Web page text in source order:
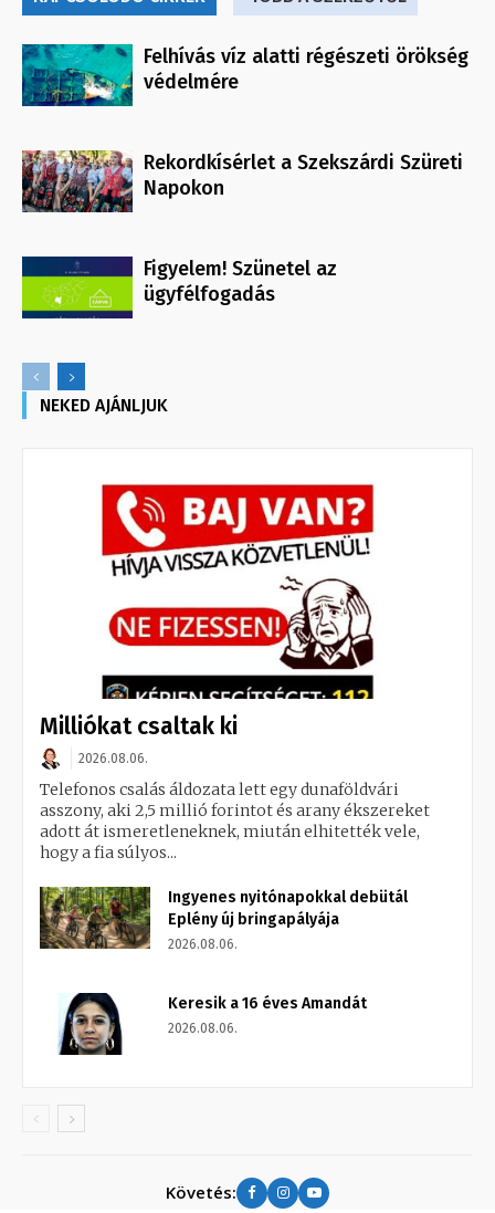
Felhívás víz alatti régészeti örökség
védelmére
Rekordkísérlet a Szekszárdi Szüreti
Napokon
Figyelem! Szünetel az
ügyfélfogadás
NEKED AJÁNLJUK
Milliókat csaltak ki
2026.08.06.
Telefonos csalás áldozata lett egy dunaföldvári
asszony, aki 2,5 millió forintot és arany ékszereket
adott át ismeretleneknek, miután elhitették vele,
hogy a fia súlyos...
Ingyenes nyitónapokkal debütál
Eplény új bringapályája
2026.08.06.
Keresik a 16 éves Amandát
2026.08.06.
Követés: